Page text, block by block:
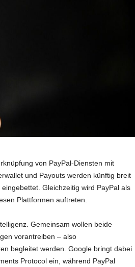
von PayPal-Diensten mit
und Payouts werden künftig breit
Gleichzeitig wird PayPal als
Plattformen auftreten.
Gemeinsam wollen beide
vorantreiben – also
begleitet werden. Google bringt dabei
Protocol ein, während PayPal